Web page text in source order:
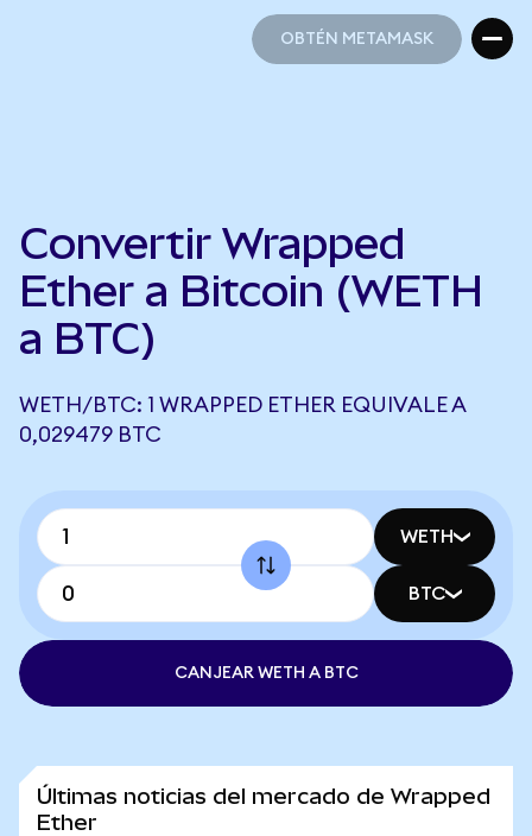
OBTÉN METAMASK
Convertir Wrapped
Ether a Bitcoin (WETH
a BTC)
WETH/BTC: 1 WRAPPED ETHER EQUIVALE A
0,029479 BTC
WETH
BTC
CANJEAR WETH A BTC
Últimas noticias del mercado de Wrapped
Ether